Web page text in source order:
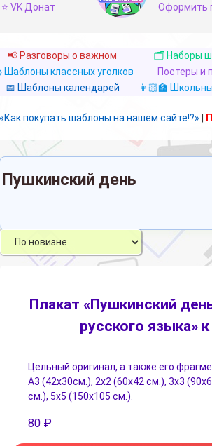
VK Донат
Оформить
📢 Разговоры о важном 🗂️ Наборы
Шаблоны классных уголков Постеры и
📅 Шаблоны календарей 👩🏻‍🏫
«Как покупать шаблоны на нашем сайте!?»
Пушкинский день
Плакат «Пушкинский
русского языка»
Цельный оригинал, а также его
А3 (42х30см.), 2х2 (60х42 см.), 3х3
см.), 5х5 (150х105 см.).
80 ₽